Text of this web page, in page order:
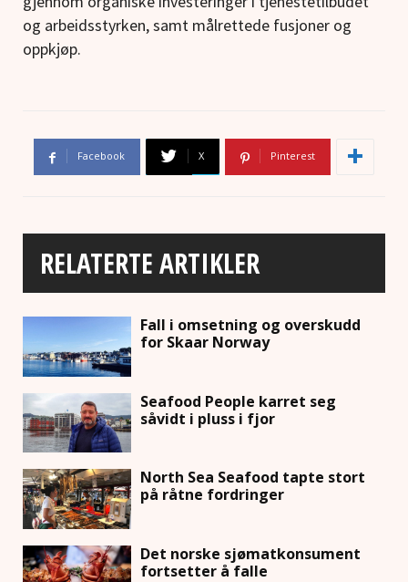
og arbeidsstyrken, samt målrettede fusjoner og
oppkjøp.
Facebook X Pinterest
RELATERTE ARTIKLER
Fall i omsetning og overskudd
for Skaar Norway
Seafood People karret seg
såvidt i pluss i fjor
North Sea Seafood tapte stort
på råtne fordringer
Det norske sjømatkonsument
fortsetter å falle